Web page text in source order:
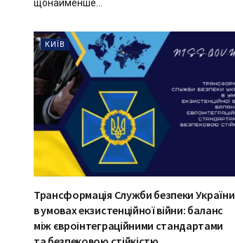
щонайменше...
КИЇВ
Трансформація Служби безпеки України
в умовах екзистенційної війни: баланс
між євроінтеграційними стандартами